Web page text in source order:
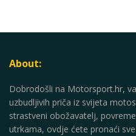
About:
Dobrodošli na Motorsport.hr,
uzbudljivih priča iz svijeta
strastveni obožavatelj,
utrkama, ovdje ćete pronaći